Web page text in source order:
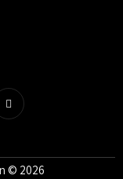
© 2026. כל הזכויות שמורות.